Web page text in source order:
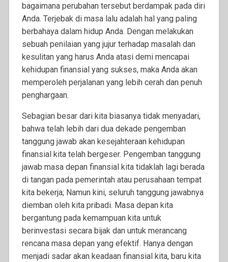
bagaimana perubahan tersebut berdampak pada diri
Anda. Terjebak di masa lalu adalah hal yang paling
berbahaya dalam hidup Anda. Dengan melakukan
sebuah penilaian yang jujur terhadap masalah dan
kesulitan yang harus Anda atasi demi mencapai
kehidupan finansial yang sukses, maka Anda akan
memperoleh perjalanan yang lebih cerah dan penuh
penghargaan.
Sebagian besar dari kita biasanya tidak menyadari,
bahwa telah lebih dari dua dekade pengemban
tanggung jawab akan kesejahteraan kehidupan
finansial kita telah bergeser. Pengemban tanggung
jawab masa depan finansial kita tidaklah lagi berada
di tangan pada pemerintah atau perusahaan tempat
kita bekerja; Namun kini, seluruh tanggung jawabnya
diemban oleh kita pribadi. Masa depan kita
bergantung pada kemampuan kita untuk
berinvestasi secara bijak dan untuk merancang
rencana masa depan yang efektif. Hanya dengan
menjadi sadar akan keadaan finansial kita, baru kita